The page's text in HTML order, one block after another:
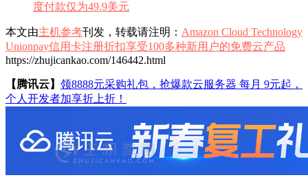
度付款仅为49.9美元
本文由主机参考刊发，转载请注明： Amazon Cloud Technology
Unionpay信用卡注册折扣享受100多种新用户的免费云产品
https://zhujicankao.com/146442.html
【腾讯云】 领8888元采购礼包，抢爆款云服务器 每月 9元起，
个人开发者加享折上折！